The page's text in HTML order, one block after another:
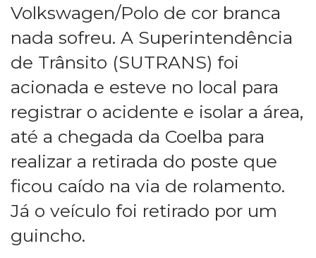
Volkswagen/Polo de cor branca
nada sofreu. A Superintendência
de Trânsito (SUTRANS) foi
acionada e esteve no local para
registrar o acidente e isolar a área,
até a chegada da Coelba para
realizar a retirada do poste que
ficou caído na via de rolamento.
Já o veículo foi retirado por um
guincho.